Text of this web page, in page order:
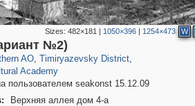
Sizes:482×181 | 1050×396 | 1254×473 W
№2)
AO
598
, Timiryazevsky District
2,961
,
Academy
пользователем seakonst 15.12.09
Верхняя аллея дом 4-а